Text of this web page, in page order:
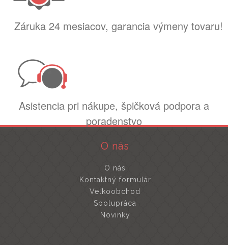
Záruka 24 mesiacov, garancia výmeny tovaru!
Asistencia pri nákupe, špičková podpora a
poradenstvo
O nás
O nás
Kontaktný formulár
Veľkoobchod
Spolupráca
Novinky